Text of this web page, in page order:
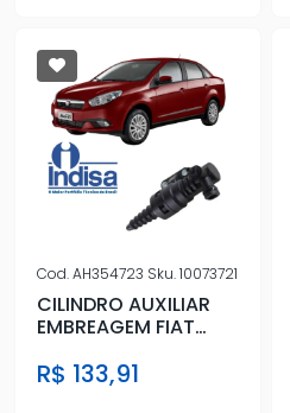
Cod.AH354723 Sku.10073721
CILINDRO AUXILIAR
EMBREAGEM FIAT
FIRE
R$ 133,91